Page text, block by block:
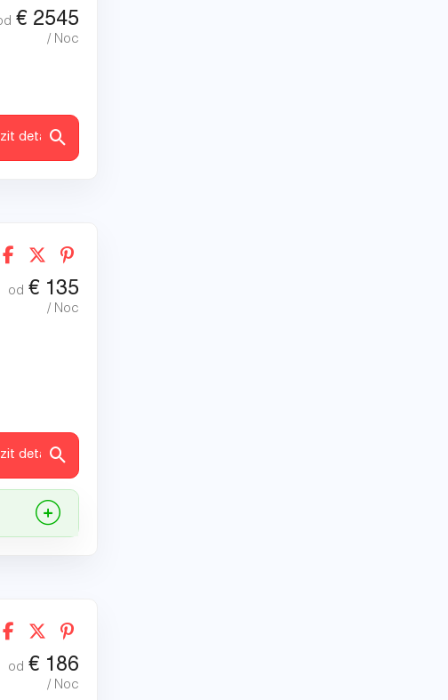
€ 2545
/ Noc
detaily
od € 135
/ Noc
detaily
od € 186
/ Noc